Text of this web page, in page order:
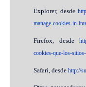
Explorer, desde
manage-cookies-in-
Firefox, desde
cookies-que-los-
Safari, desde http://